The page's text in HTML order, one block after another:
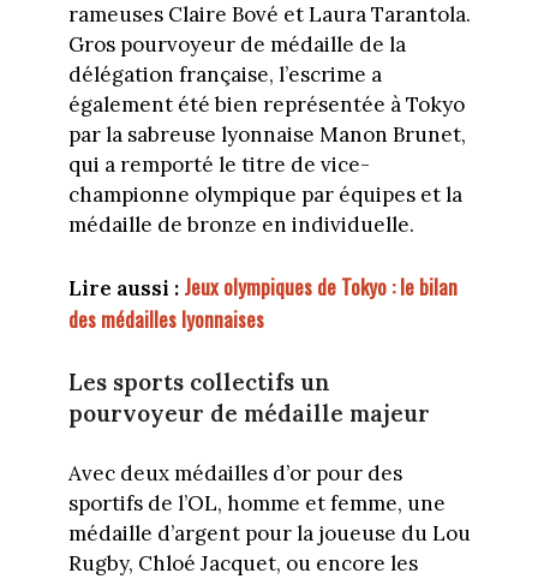
rameuses Claire Bové et Laura Tarantola.
Gros pourvoyeur de médaille de la
délégation française, l’escrime a
également été bien représentée à Tokyo
par la sabreuse lyonnaise Manon Brunet,
qui a remporté le titre de vice-
championne olympique par équipes et la
médaille de bronze en individuelle.
Lire aussi : Jeux olympiques de Tokyo : le bilan
des médailles lyonnaises
Les sports collectifs un
pourvoyeur de médaille majeur
Avec deux médailles d’or pour des
sportifs de l’OL, homme et femme, une
médaille d’argent pour la joueuse du Lou
Rugby, Chloé Jacquet, ou encore les